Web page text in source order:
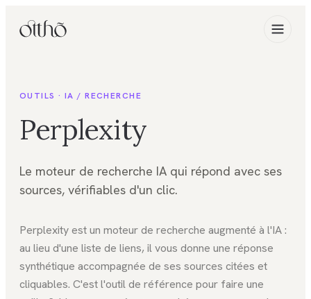
OUTILS · IA / RECHERCHE
Perplexity
Le moteur de recherche IA qui répond avec ses
sources, vérifiables d'un clic.
Perplexity est un moteur de recherche augmenté à l'IA :
au lieu d'une liste de liens, il vous donne une réponse
synthétique accompagnée de ses sources citées et
cliquables. C'est l'outil de référence pour faire une